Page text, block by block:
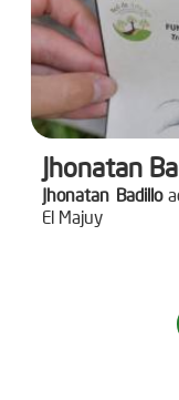
Jhonatan
Jhonatan Badillo
El Majuy